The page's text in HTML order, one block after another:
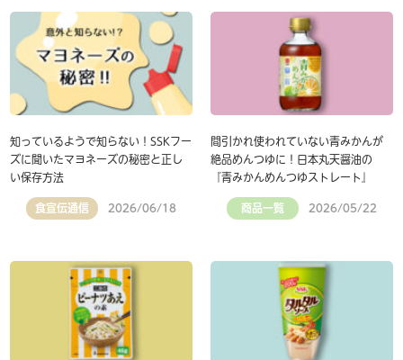
知っているようで知らない！SSKフー
ズに聞いたマヨネーズの秘密と正し
い保存方法
食宣伝通信 2026/06/18
間引かれ使われていない青みかんが
絶品めんつゆに！日本丸天醤油の
『青みかんめんつゆストレート』
商品一覧 2026/05/22